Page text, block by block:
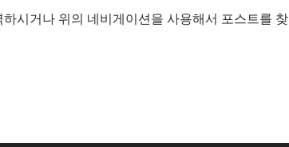
시거나 위의 네비게이션을 사용해서 포스트를